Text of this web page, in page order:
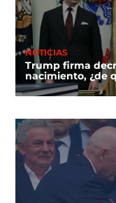
NOTICIAS
Trump firma
nacimiento, ¿de